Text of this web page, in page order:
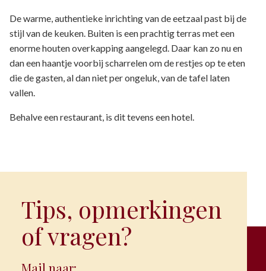
De warme, authentieke inrichting van de eetzaal past bij de
stijl van de keuken. Buiten is een prachtig terras met een
enorme houten overkapping aangelegd. Daar kan zo nu en
dan een haantje voorbij scharrelen om de restjes op te eten
die de gasten, al dan niet per ongeluk, van de tafel laten
vallen.
Behalve een restaurant, is dit tevens een hotel.
Tips, opmerkingen
of vragen?
Mail naar: